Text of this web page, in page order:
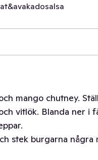
mango chutney.
vitlök. Blanda ner i
stek burgarna några